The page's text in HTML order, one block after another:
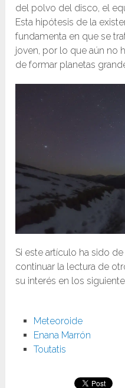
del polvo del disco, el
Esta hipótesis de la
fundamenta en que se
joven, por lo que aún no
de formar planetas
Si este artículo ha sido
continuar la lectura de
su interés en los
Meteoroide
Enana Marrón
Toutatis